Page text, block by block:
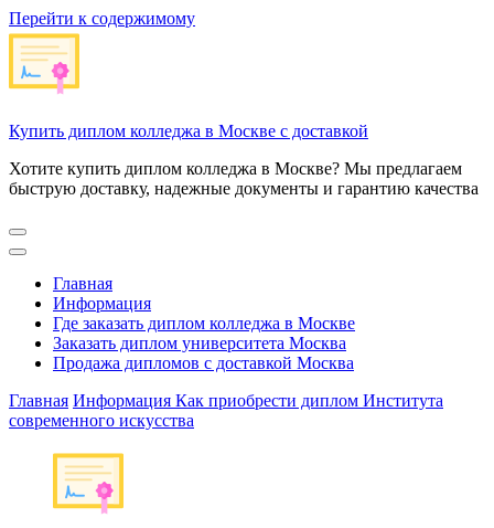
Перейти к содержимому
Купить диплом колледжа в Москве с доставкой
Хотите купить диплом колледжа в Москве? Мы предлагаем
быструю доставку, надежные документы и гарантию качества
Главная
Информация
Где заказать диплом колледжа в Москве
Заказать диплом университета Москва
Продажа дипломов с доставкой Москва
Главная Информация Как приобрести диплом Института
современного искусства